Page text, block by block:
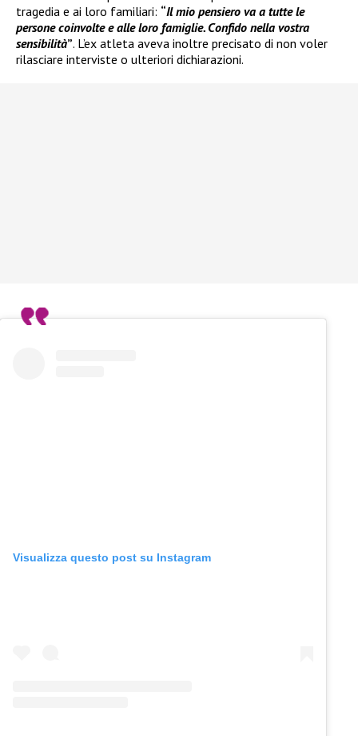
tragedia e ai loro familiari: “Il mio pensiero va a tutte le
persone coinvolte e alle loro famiglie. Confido nella vostra
sensibilità”. L’ex atleta aveva inoltre precisato di non voler
rilasciare interviste o ulteriori dichiarazioni.
Visualizza questo post su Instagram